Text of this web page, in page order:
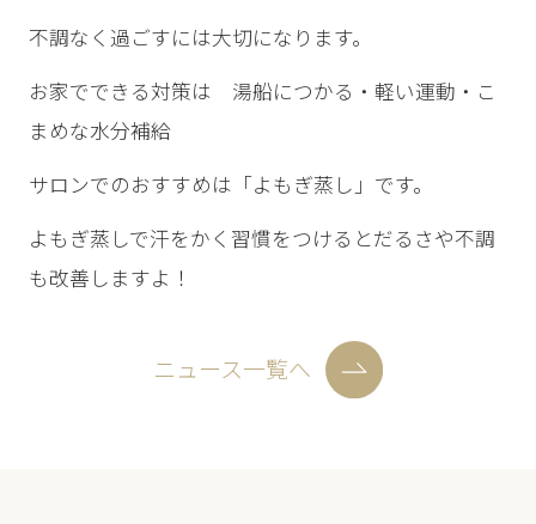
不調なく過ごすには大切になります。
お家でできる対策は 湯船につかる・軽い運動・こ
まめな水分補給
サロンでのおすすめは「よもぎ蒸し」です。
よもぎ蒸しで汗をかく習慣をつけるとだるさや不調
も改善しますよ！
ニュース一覧へ